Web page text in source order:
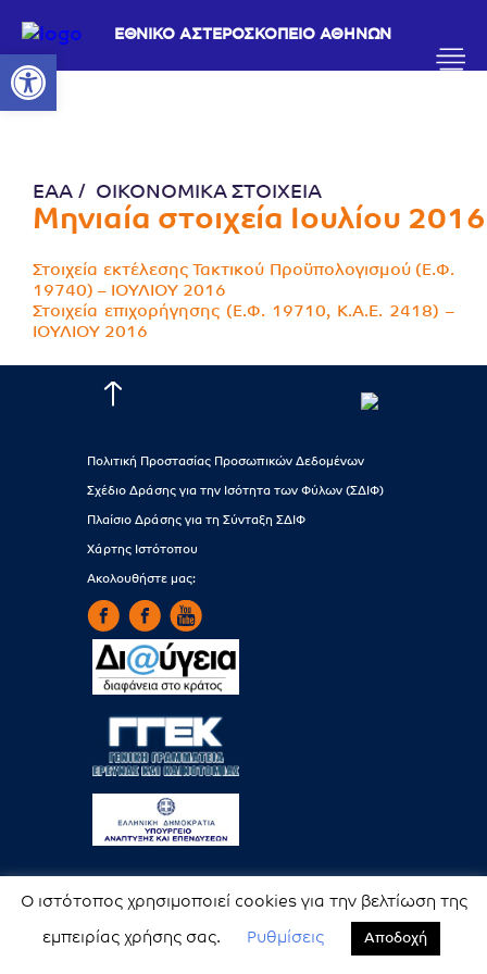
Ανοίξτε τη γραμμή εργαλείων
ΕΘΝΙΚΟ ΑΣΤΕΡΟΣΚΟΠΕΙΟ ΑΘΗΝΩΝ
ΕΑΑ ΟΙΚΟΝΟΜΙΚΑ ΣΤΟΙΧΕΙΑ
Μηνιαία στοιχεία Ιουλίου 2016
Στοιχεία εκτέλεσης Τακτικού Προϋπολογισμού (Ε.Φ.
19740) – ΙΟΥΛΙΟΥ 2016
Στοιχεία επιχορήγησης (Ε.Φ. 19710, Κ.Α.Ε. 2418) –
ΙΟΥΛΙΟΥ 2016
Πολιτική Προστασίας Προσωπικών Δεδομένων
Σχέδιο Δράσης για την Ισότητα των Φύλων (ΣΔΙΦ)
Πλαίσιο Δράσης για τη Σύνταξη ΣΔΙΦ
Χάρτης Ιστότοπου
Ακολουθήστε μας:
Copyright © EAA. All rights reserved.
Ο ιστότοπος χρησιμοποιεί cookies για την βελτίωση της
εμπειρίας χρήσης σας. Ρυθμίσεις Αποδοχή